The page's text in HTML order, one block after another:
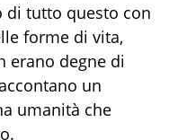
di tutto questo con
forme di vita,
erano degne di
un
umanità che